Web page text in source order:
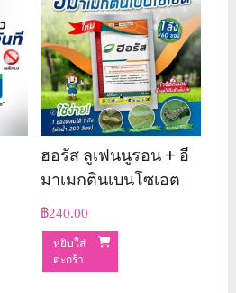
ฮอรัส ลูเฟนนูรอน + อี
มาเมกตินเบนโซเอต
฿240.00
หยิบใส่
ตะกร้า